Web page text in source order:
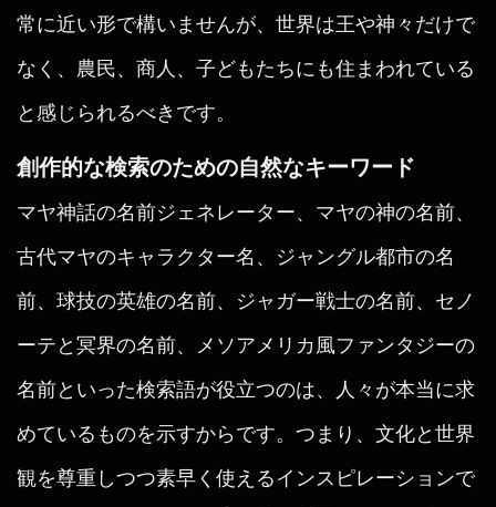
常に近い形で構いませんが、世界は王や神々だけで
なく、農民、商人、子どもたちにも住まわれている
と感じられるべきです。
創作的な検索のための自然なキーワード
マヤ神話の名前ジェネレーター、マヤの神の名前、
古代マヤのキャラクター名、ジャングル都市の名
前、球技の英雄の名前、ジャガー戦士の名前、セノ
ーテと冥界の名前、メソアメリカ風ファンタジーの
名前といった検索語が役立つのは、人々が本当に求
めているものを示すからです。つまり、文化と世界
観を尊重しつつ素早く使えるインスピレーションで